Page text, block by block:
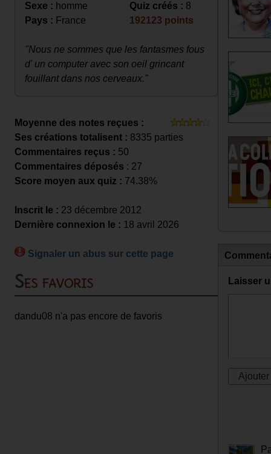
Sexe : homme
Pays : France
Quiz créés : 8
192123 points
"Nous ne sommes que les fantasmes fous
d' un computer avec son oeil grincant
fouillant dans nos cerveaux."
Moyenne des notes reçues :
Ses créations totalisent : 8335 parties
Commentaires reçus : 50
Commentaires déposés : 27
Score moyen aux quiz : 74.38%
Inscrit le : 23 décembre 2012
Dernière connexion le : 18 avril 2026
Signaler un abus sur cette page
Ses favoris
dandu08 n'a pas encore de favoris
Laisser